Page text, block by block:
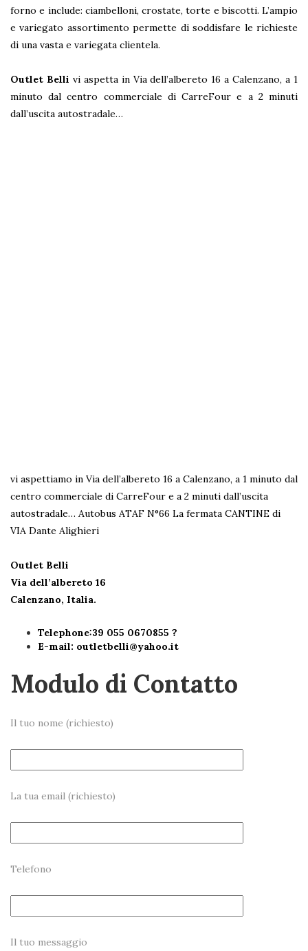
forno e include: ciambelloni, crostate, torte e biscotti. L’ampio
e variegato assortimento permette di soddisfare le richieste
di una vasta e variegata clientela.
Outlet Belli vi aspetta in Via dell’albereto 16 a Calenzano, a 1
minuto dal centro commerciale di CarreFour e a 2 minuti
dall’uscita autostradale…
vi aspettiamo in Via dell’albereto 16 a Calenzano, a 1 minuto dal
centro commerciale di CarreFour e a 2 minuti dall’uscita
autostradale… Autobus ATAF N°66 La fermata CANTINE di
VIA Dante Alighieri
Outlet Belli
Via dell’albereto 16
Calenzano, Italia.
Telephone:39 055 0670855 ?
E-mail: outletbelli@yahoo.it
Modulo di Contatto
Il tuo nome (richiesto)
La tua email (richiesto)
Telefono
Il tuo messaggio